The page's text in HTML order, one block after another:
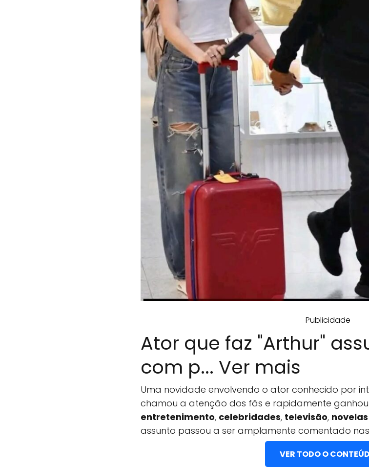
Publicidade
Ator que faz "Arthur"
com p... Ver mais
Uma novidade envolvendo o ator conhecido por
chamou a atenção dos fãs e rapidamente
entretenimento, celebridades, televisão, novelas
assunto passou a ser amplamente comentado nas
VER TODO O